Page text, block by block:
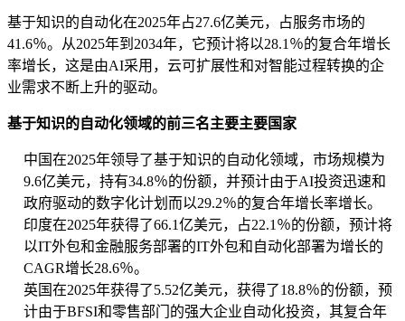
基于知识的自动化在2025年占27.6亿美元，占服务市场的
41.6％。从2025年到2034年，它预计将以28.1％的复合年增长
率增长，这是由AI采用，云可扩展性和对智能过程转换的企
业需求不断上升的驱动。
基于知识的自动化领域的前三名主要主要国家
中国在2025年领导了基于知识的自动化领域，市场规模为
9.6亿美元，持有34.8％的份额，并预计由于AI投资迅速和
政府驱动的数字化计划而以29.2％的复合年增长率增长。
印度在2025年获得了66.1亿美元，占22.1％的份额，预计将
以IT外包和金融服务部署的IT外包和自动化部署为增长的
CAGR增长28.6％。
英国在2025年获得了5.52亿美元，获得了18.8％的份额，预
计由于BFSI和零售部门的强大企业自动化投资，其复合年